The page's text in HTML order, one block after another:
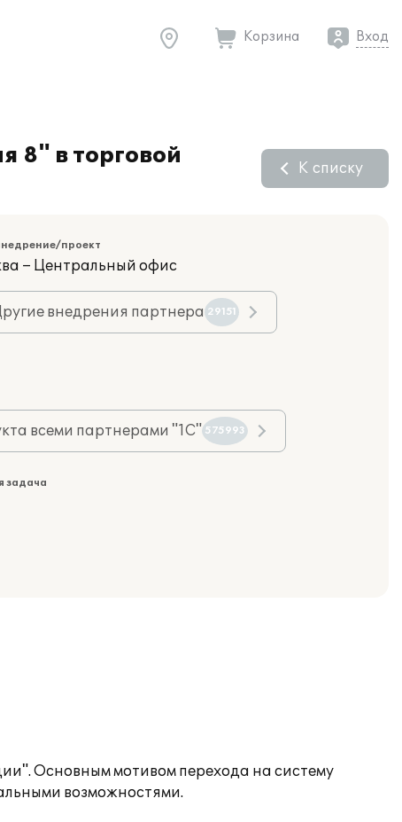
Корзина Вход
8" в торговой
К списку
проект
– Центральный офис
внедрения партнера 29151
всеми партнерами "1С" 575993
задача
Основным мотивом перехода на систему
возможностями.